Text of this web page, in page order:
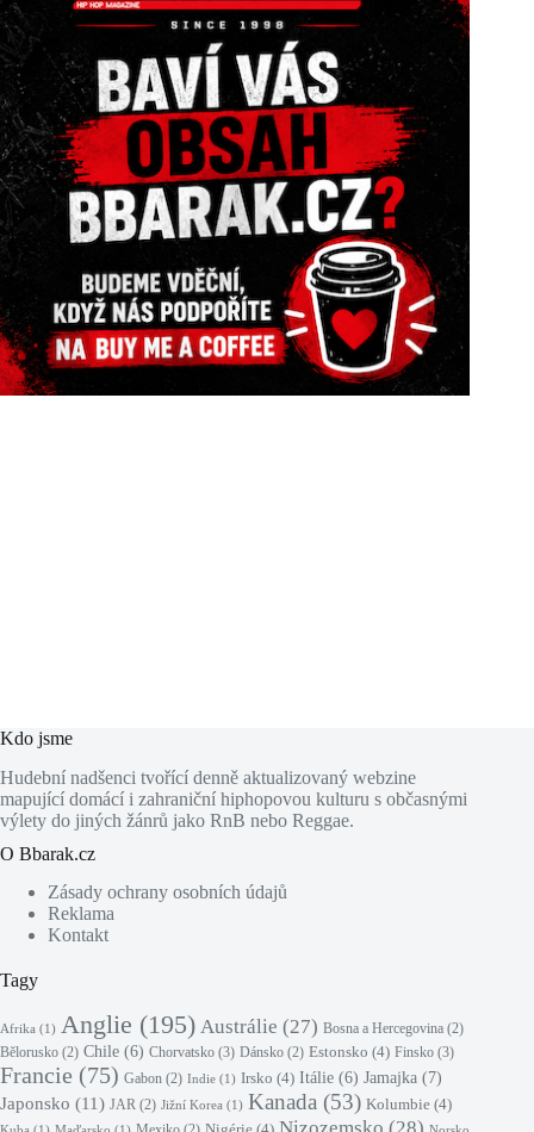
Kdo jsme
Hudební nadšenci tvořící denně aktualizovaný webzine
mapující domácí i zahraniční hiphopovou kulturu s občasnými
výlety do jiných žánrů jako RnB nebo Reggae.
O Bbarak.cz
Zásady ochrany osobních údajů
Reklama
Kontakt
Tagy
Afrika (1) Anglie (195) Austrálie (27) Bosna a Hercegovina (2)
Bělorusko (2) Chile (6) Chorvatsko (3) Dánsko (2) Estonsko (4) Finsko (3)
Francie (75) Gabon (2) Indie (1) Irsko (4) Itálie (6) Jamajka (7)
Japonsko (11) JAR (2) Jižní Korea (1) Kanada (53) Kolumbie (4)